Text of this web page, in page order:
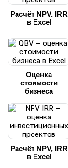
Расчёт NPV, IRR
в Excel
Оценка
стоимости
бизнеса
Расчёт NPV, IRR
в Excel